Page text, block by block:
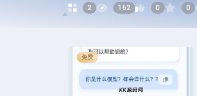
2 162 0 0
免费